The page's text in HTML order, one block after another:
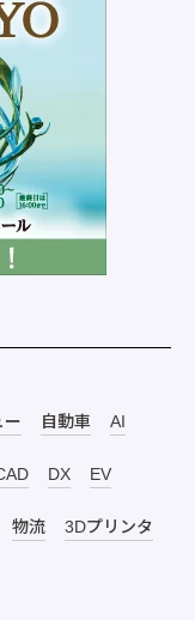
ー 自動車 AI
DX EV
物流 3Dプリンタ